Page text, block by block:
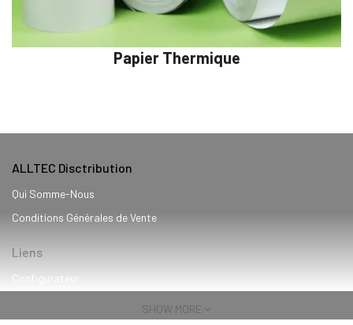
Papier Thermique
ALLTEC Disctribution
Qui Somme-Nous
Conditions Générales de Vente
Liens
Configurateur
SHOW MORE